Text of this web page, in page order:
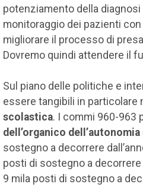
potenziamento della
monitoraggio dei pazienti
migliorare il processo di
Dovremo quindi attendere il
Sul piano delle politiche e
essere tangibili in particolare
scolastica. I commi 960-963
dell’organico dell’autonomia
sostegno a decorrere
posti di sostegno a
9 mila posti di sostegno a